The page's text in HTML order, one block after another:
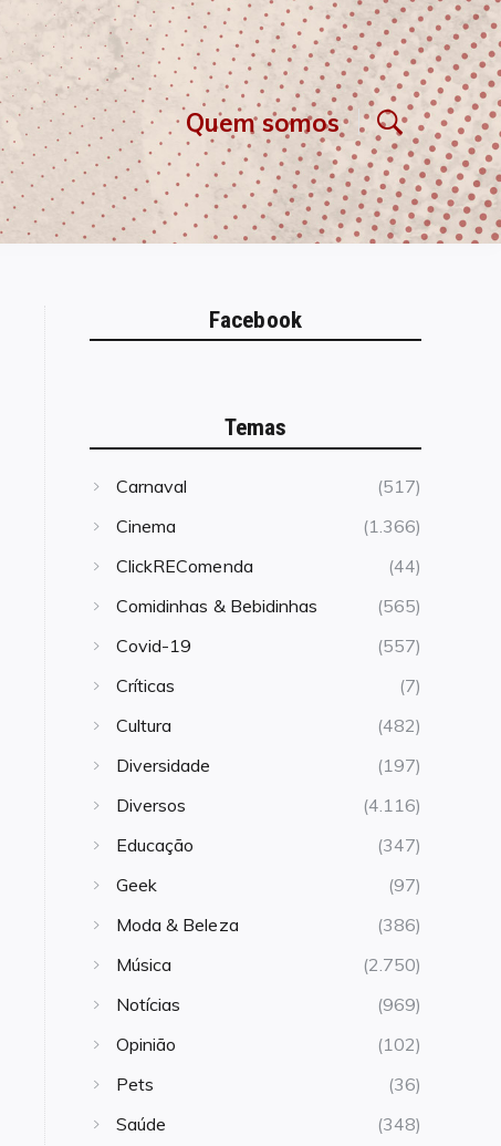
Quem somos
Facebook
Temas
Carnaval
(517)
Cinema
(1.366)
ClickREComenda
(44)
Comidinhas & Bebidinhas
(565)
Covid-19
(557)
Críticas
(7)
Cultura
(482)
Diversidade
(197)
Diversos
(4.116)
Educação
(347)
Geek
(97)
Moda & Beleza
(386)
Música
(2.750)
Notícias
(969)
Opinião
(102)
Pets
(36)
Saúde
(348)